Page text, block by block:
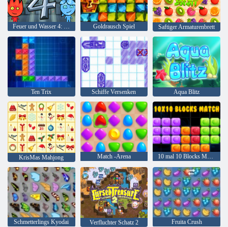
Feuer und Wasser 4: Kristalltempel Goldrausch Spiel Saftiger Armaturenbrett
Ten Trix Schiffe Versenken Aqua Blitz
KrisMas Mahjong Match -Arena 10 mal 10 Blocks Match
Schmetterlings Kyodai Verfluchter Schatz 2 Fruita Crush